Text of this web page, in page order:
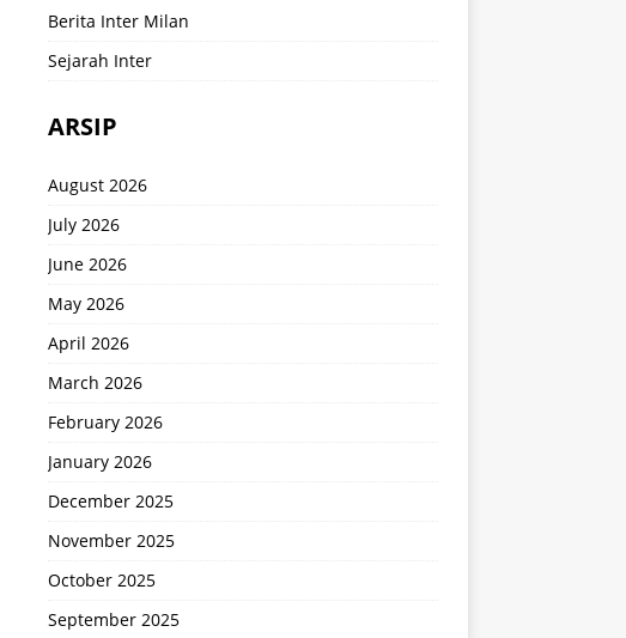
Berita Inter Milan
Sejarah Inter
ARSIP
August 2026
July 2026
June 2026
May 2026
April 2026
March 2026
February 2026
January 2026
December 2025
November 2025
October 2025
September 2025